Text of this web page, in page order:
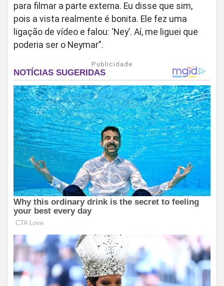
para filmar a parte externa. Eu disse que sim,
pois a vista realmente é bonita. Ele fez uma
ligação de vídeo e falou: ‘Ney’. Aí, me liguei que
poderia ser o Neymar”.
Publicidade